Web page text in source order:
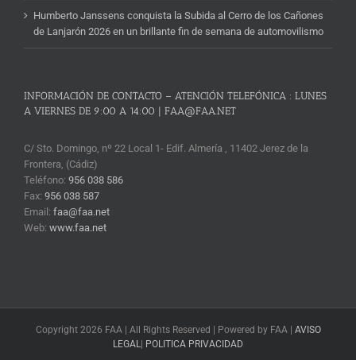
Humberto Janssens conquista la Subida al Cerro de los Cañones
de Lanjarón 2026 en un brillante fin de semana de automovilismo
INFORMACIÓN DE CONTACTO – ATENCIÓN TELEFÓNICA : LUNES
A VIERNES DE 9:00 A 14:00 | FAA@FAA.NET
C/ Sto. Domingo, nº 22 Local 1- Edif. Almería , 11402 Jerez de la
Frontera, (Cádiz)
Teléfono: 956 038 586
Fax: 956 038 587
Email: faa@faa.net
Web: www.faa.net
Copyright 2026 FAA | All Rights Reserved | Powered by FAA | AVISO
LEGAL | POLITICA PRIVACIDAD